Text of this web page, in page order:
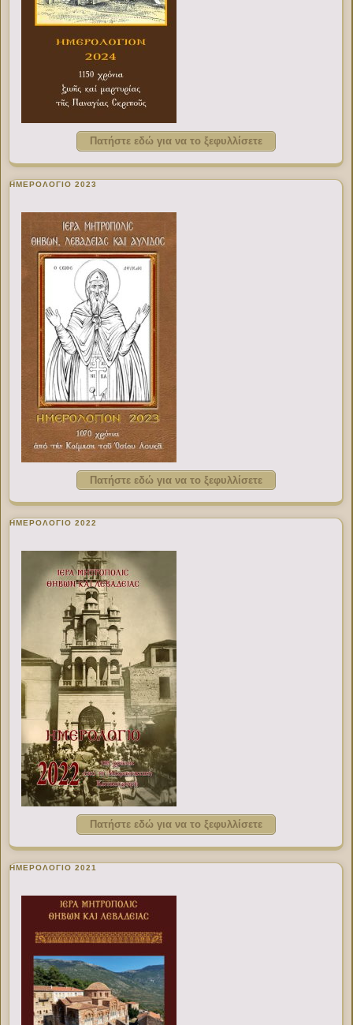
Πατήστε εδώ για να το ξεφυλλίσετε
ΗΜΕΡΟΛΟΓΙΟ 2023
Πατήστε εδώ για να το ξεφυλλίσετε
ΗΜΕΡΟΛΟΓΙΟ 2022
Πατήστε εδώ για να το ξεφυλλίσετε
ΗΜΕΡΟΛΟΓΙΟ 2021